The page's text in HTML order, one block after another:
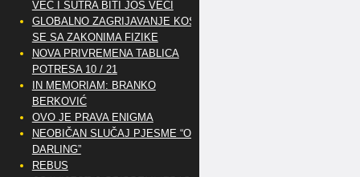
VEĆ I SUTRA BITI JOŠ VEĆI
GLOBALNO ZAGRIJAVANJE KOSI
SE SA ZAKONIMA FIZIKE
NOVA PRIVREMENA TABLICA
POTRESA 10 / 21
IN MEMORIAM: BRANKO
BERKOVIĆ
OVO JE PRAVA ENIGMA
NEOBIČAN SLUČAJ PJESME “OH
DARLING”
REBUS